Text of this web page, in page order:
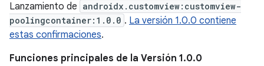
Lanzamiento de androidx.customview:customview-
poolingcontainer:1.0.0 . La versión 1.0.0 contiene
estas confirmaciones.
Funciones principales de la Versión 1.0.0